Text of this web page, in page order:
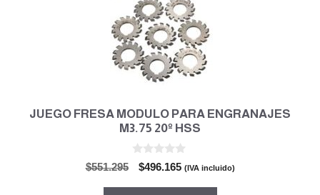
JUEGO FRESA MODULO PARA ENGRANAJES
M3.75 20º HSS
$551.295
El
$496.165El(IVA incluido)